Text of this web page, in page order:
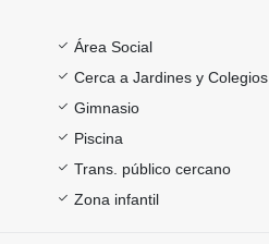
Área Social
Cerca a Jardines y Colegios
Gimnasio
Piscina
Trans. público cercano
Zona infantil